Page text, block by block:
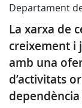
Departament
La xarxa de
creixement i
amb una
d’activitats